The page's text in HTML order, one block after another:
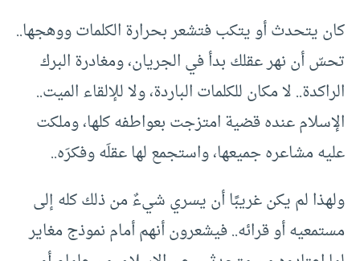
كان يتحدث أو يتكب فتشعر بحرارة الكلمات ووهجها..
تحسّ أن نهر عقلك بدأ في الجريان، ومغادرة البرك
الراكدة.. لا مكان للكلمات الباردة، ولا للإلقاء الميت..
الإسلام عنده قضية امتزجت بعواطفه كلها، وملكت
عليه مشاعره جميعها، واستجمع لها عقلَه وفكرَه..
ولهذا لم يكن غريبًا أن يسري شيءٌ من ذلك كله إلى
مستمعيه أو قرائه.. فيشعرون أنهم أمام نموذج مغاير